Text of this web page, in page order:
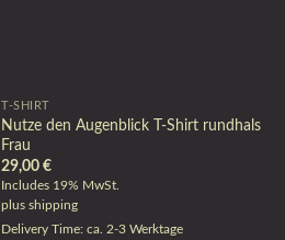
T-SHIRT
Nutze den Augenblick T-Shirt rundhals
Frau
29,00€
Includes 19% MwSt.
plusshipping
Delivery Time: ca. 2-3 Werktage